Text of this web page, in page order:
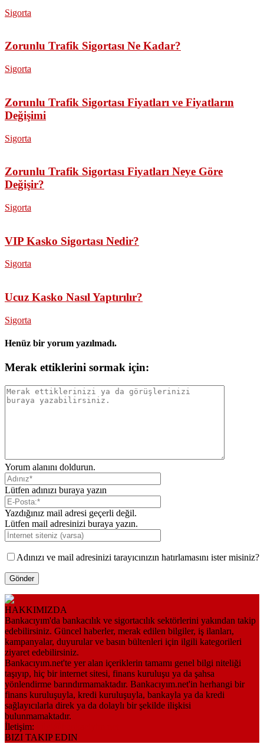
Sigorta
Zorunlu Trafik Sigortası Ne Kadar?
Sigorta
Zorunlu Trafik Sigortası Fiyatları ve Fiyatların
Değişimi
Sigorta
Zorunlu Trafik Sigortası Fiyatları Neye Göre
Değişir?
Sigorta
VIP Kasko Sigortası Nedir?
Sigorta
Ucuz Kasko Nasıl Yaptırılır?
Sigorta
Henüz bir yorum yazılmadı.
Merak ettiklerini sormak için:
Yorum alanını doldurun.
Lütfen adınızı buraya yazın
Yazdığınız mail adresi geçerli değil.
Lütfen mail adresinizi buraya yazın.
Adınızı ve mail adresinizi tarayıcınızın hatırlamasını ister misiniz?
HAKKIMIZDA
Bankacıyım'da bankacılık ve sigortacılık sektörlerini yakından takip
edebilirsiniz. Güncel haberler, merak edilen bilgiler, iş ilanları,
kampanyalar, duyurular ve basın bültenleri için ilgili kategorileri
ziyaret edebilirsiniz.
Bankacıyım.net'te yer alan içeriklerin tamamı genel bilgi niteliği
taşıyıp, hiç bir internet sitesi, finans kuruluşu ya da şahsa
yönlendirme barındırmamaktadır. Bankacıyım.net'in herhangi bir
finans kuruluşuyla, kredi kuruluşuyla, bankayla ya da kredi
sağlayıcılarla direk ya da dolaylı bir şekilde ilişkisi
bulunmamaktadır.
İletişim:
BIZI TAKIP EDIN